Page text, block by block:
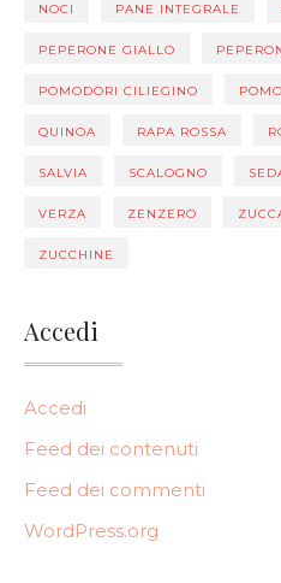
NOCI PANE INTEGRALE
PEPERONE GIALLO
POMODORI CILIEGINO
QUINOA RAPA ROSSA
SALVIA SCALOGNO
VERZA ZENZERO
ZUCCHINE
Accedi
Accedi
Feed dei contenuti
Feed dei commenti
WordPress.org